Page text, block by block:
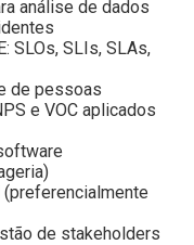
análise de dados
SLOs, SLIs, SLAs,
de pessoas
e VOC aplicados
de stakeholders